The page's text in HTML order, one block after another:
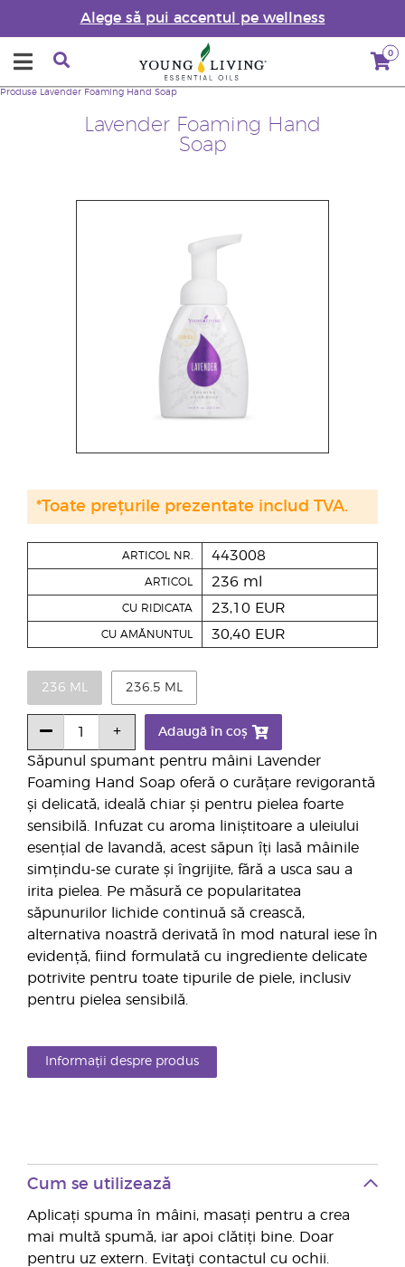
Alege să pui accentul pe wellness
0
Lavender Foaming Hand
Soap
Produse Lavender Foaming Hand Soap
Săpunul spumant pentru mâini Lavender
Foaming Hand Soap oferă o curățare revigorantă
și delicată, ideală chiar și pentru pielea foarte
sensibilă. Infuzat cu aroma liniștitoare a uleiului
esențial de lavandă, acest săpun îți lasă mâinile
simțindu-se curate și îngrijite, fără a usca sau a
irita pielea. Pe măsură ce popularitatea
săpunurilor lichide continuă să crească,
alternativa noastră derivată în mod natural iese în
evidență, fiind formulată cu ingrediente delicate
potrivite pentru toate tipurile de piele, inclusiv
pentru pielea sensibilă.
Informații despre produs
ARTICOL NR. 443008
ARTICOL 236 ml
CU RIDICATA 23,10 EUR
CU AMĂNUNTUL 30,40 EUR
236 ML 236.5 ML
Adaugă în coș
*Toate prețurile prezentate includ TVA.
Cum se utilizează
Aplicați spuma în mâini, masați pentru a crea
mai multă spumă, iar apoi clătiți bine. Doar
pentru uz extern. Evitaţi contactul cu ochii.